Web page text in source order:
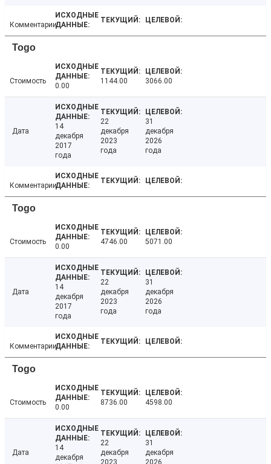
Комментарии
Togo
Стоимость
0.00
1144.00 3066.00
Дата
14
декабря
2017
года
22
декабря
2023
года
31
декабря
2026
года
Комментарии
Togo
Стоимость
0.00
4746.00 5071.00
Дата
14
декабря
2017
года
22
декабря
2023
года
31
декабря
2026
года
Комментарии
Togo
Стоимость
0.00
8736.00 4598.00
Дата
14
декабря
22
декабря
31
декабря